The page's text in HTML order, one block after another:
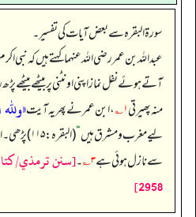
سورۃ البقرہ سے بعض آیات کی تفسیر۔
عبداللہ بن عمر رضی الله عنہما کہتے ہیں کہ نبی
آتے ہوئے نفل نماز اپنی اونٹنی پر بیٹھے بیٹھے
منہ پھیرتی۱؎ ، ابن عمر نے پھر یہ آیت
لیے مغرب و مشرق ہیں“
(البقرہ:
سے نازل ہوئی ہے۳؎ ۔[سنن ترمذي/
2958]